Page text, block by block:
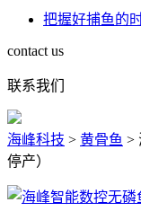
把握好捕鱼的
contact us
联系我们
海峰科技 > 黄骨鱼 >
停产）